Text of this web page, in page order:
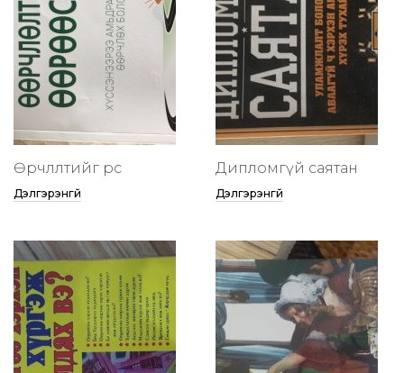
Өөрчлөлтийг өөрөөсөө
Дэлгэрэнгүй
Дипломгүй саятан
Дэлгэрэнгүй